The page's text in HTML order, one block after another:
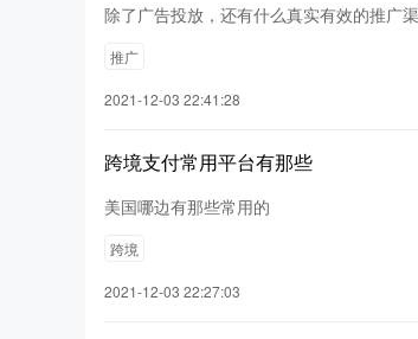
除了广告投放，还有什么真实有效的推广
推广
2021-12-03 22:41:28
跨境支付常用平台有那些
美国哪边有那些常用的
跨境
2021-12-03 22:27:03